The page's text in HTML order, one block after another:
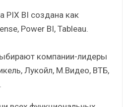
PIX BI создана как
Power BI, Tableau.
компании-лидеры
Лукойл, М.Видео, ВТБ,